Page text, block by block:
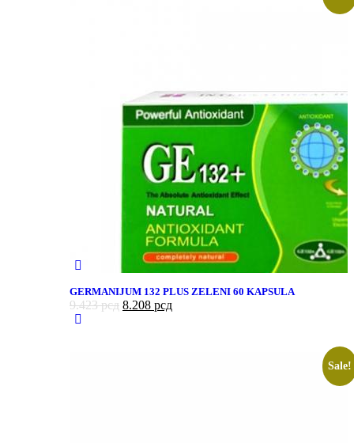
GERMANIJUM 132 PLUS ZELENI 60 KAPSULA
9.423рсд 8.208 рсд
Sale!